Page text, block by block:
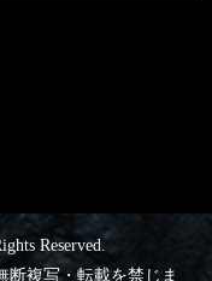
Reserved.
断複写・転載を禁じま